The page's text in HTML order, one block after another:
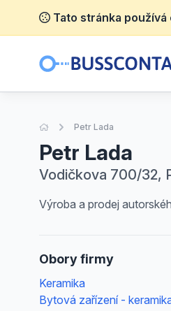
Tato stránka
Úvodní stránka
Petr Lada
Petr Lada
Vodičkova 700/32,
Výroba a prodej
Obory firmy
Keramika
Bytová zařízení -